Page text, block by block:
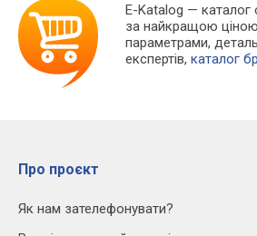
E-Katalog — каталог
за найкращою
параметрами,
експертів,каталог
Про проєкт
Як нам зателефонувати?